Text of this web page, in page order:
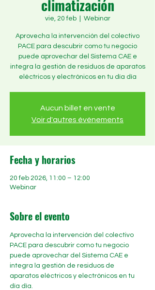
climatización
vie, 20 feb
  |
Webinar
Aprovecha la intervención del colectivo
PACE para descubrir como tu negocio
puede aprovechar del Sistema CAE e
integra la gestión de residuos de aparatos
eléctricos y electrónicos en tu día día
Aucun billet en vente
Voir d'autres événements
Fecha y horarios
20 feb 2026, 11:00 – 12:00
Webinar
Sobre el evento
Aprovecha la intervención del colectivo
PACE para descubrir como tu negocio
puede aprovechar del Sistema CAE e
integra la gestión de residuos de
aparatos eléctricos y electrónicos en tu
día día.